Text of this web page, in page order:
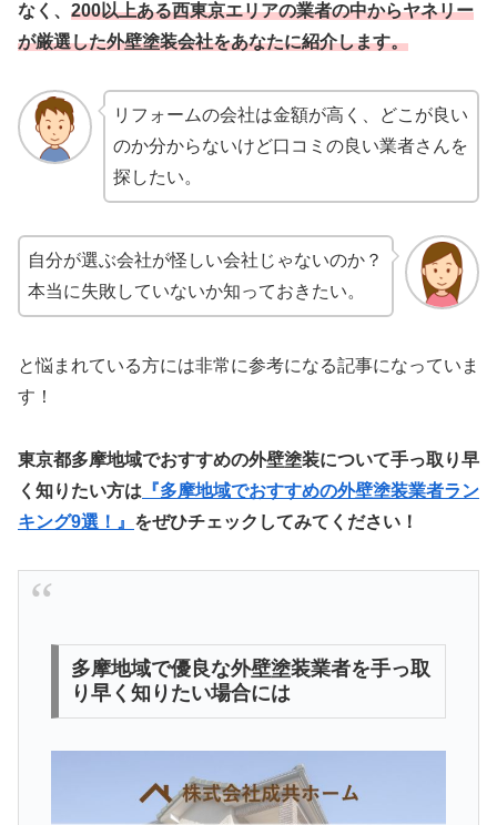
なく、 200以上ある西東京エリアの業者の中からヤネリー
が厳選した外壁塗装会社をあなたに紹介します。
リフォームの会社は金額が高く、どこが良い
のか分からないけど口コミの良い業者さんを
探したい。
自分が選ぶ会社が怪しい会社じゃないのか？
本当に失敗していないか知っておきたい。
と悩まれている方には非常に参考になる記事になっていま
す！
東京都多摩地域でおすすめの外壁塗装について手っ取り早
く知りたい方は 『多摩地域でおすすめの外壁塗装業者ラン
キング9選！』 をぜひチェックしてみてください！
多摩地域で優良な外壁塗装業者を手っ取
り早く知りたい場合には